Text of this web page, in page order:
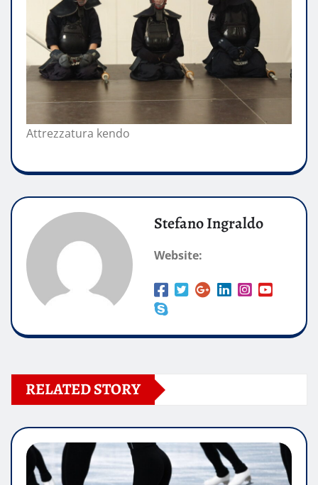
Attrezzatura kendo
Stefano Ingraldo
Website:
RELATED STORY